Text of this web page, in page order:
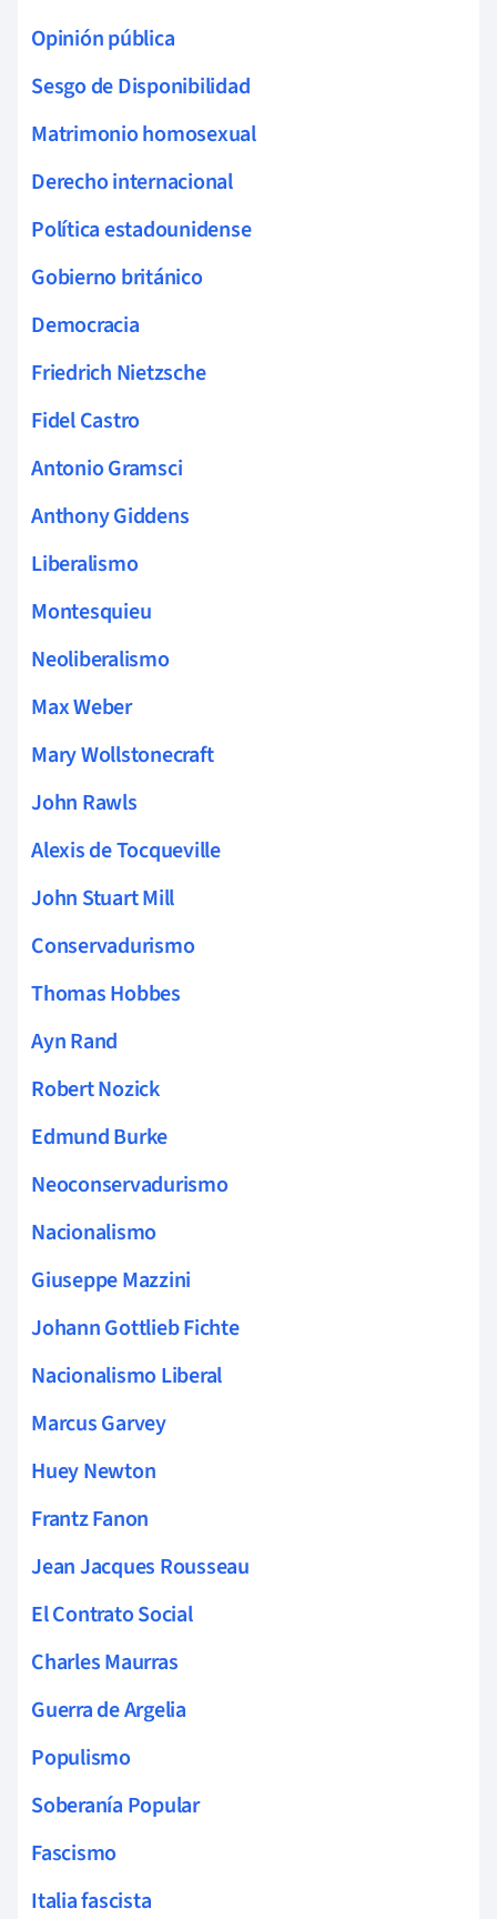
Opinión pública
Sesgo de Disponibilidad
Matrimonio homosexual
Derecho internacional
Política estadounidense
Gobierno británico
Democracia
Friedrich Nietzsche
Fidel Castro
Antonio Gramsci
Anthony Giddens
Liberalismo
Montesquieu
Neoliberalismo
Max Weber
Mary Wollstonecraft
John Rawls
Alexis de Tocqueville
John Stuart Mill
Conservadurismo
Thomas Hobbes
Ayn Rand
Robert Nozick
Edmund Burke
Neoconservadurismo
Nacionalismo
Giuseppe Mazzini
Johann Gottlieb Fichte
Nacionalismo Liberal
Marcus Garvey
Huey Newton
Frantz Fanon
Jean Jacques Rousseau
El Contrato Social
Charles Maurras
Guerra de Argelia
Populismo
Soberanía Popular
Fascismo
Italia fascista